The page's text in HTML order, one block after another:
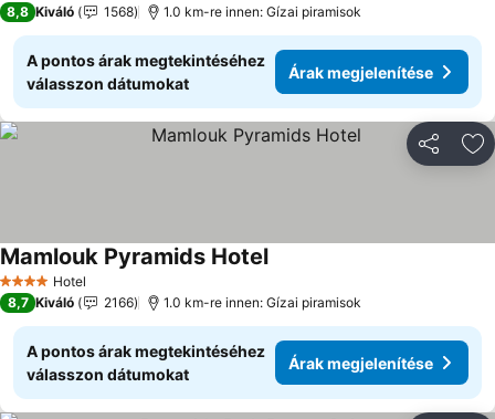
8,8 Kiváló 1568 1.0 km-re innen: Gízai piramisok
A pontos árak megtekintéséhez
válasszon dátumokat
Árak megjelenítése
4 KategóriaHotel
Mamlouk Pyramids HotelÁrak megjelenítése
8,7 Kiváló 2166 1.0 km-re innen: Gízai piramisok
A pontos árak megtekintéséhez
válasszon dátumokat
Árak megjelenítése